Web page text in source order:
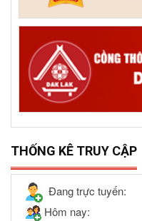
THỐNG KÊ TRUY CẬP
Đang trực tuyến:
Hôm nay: